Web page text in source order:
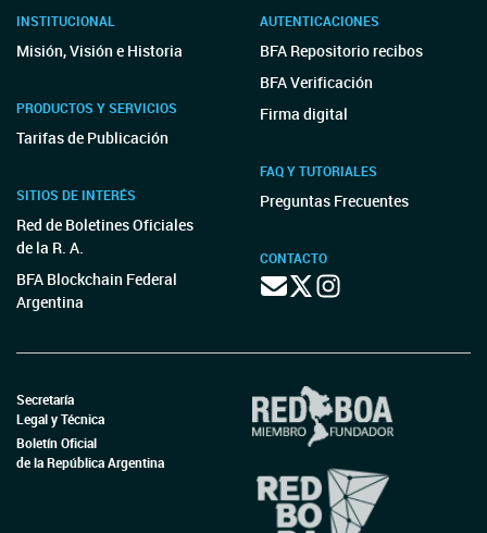
INSTITUCIONAL
Misión, Visión e Historia
PRODUCTOS Y SERVICIOS
Tarifas de Publicación
SITIOS DE INTERÉS
Red de Boletines Oficiales
de la R. A.
BFA Blockchain Federal
Argentina
AUTENTICACIONES
BFA Repositorio recibos
BFA Verificación
Firma digital
FAQ Y TUTORIALES
Preguntas Frecuentes
CONTACTO
Secretaría
Legal y Técnica
Boletín Oficial
de la República Argentina